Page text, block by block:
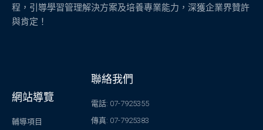
程，引導學習管理解決方案及培養專業能力，深獲企業界贊許
與肯定！
網站導覽
輔導項目
聯絡我們
電話: 07-7925355
傳真: 07-7925383